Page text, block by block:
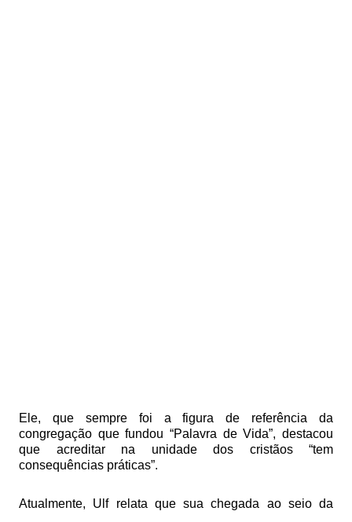
Ele, que sempre foi a figura de referência da
congregação que fundou “Palavra de Vida”, destacou
que acreditar na unidade dos cristãos “tem
consequências práticas”.
Atualmente, Ulf relata que sua chegada ao seio da